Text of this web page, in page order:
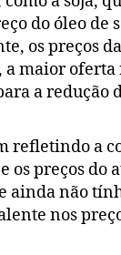
do óleo de
os preços
maior oferta
a redução
refletindo a
os preços do
ainda não
nos